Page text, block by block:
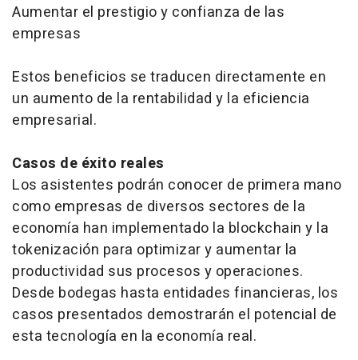
Aumentar el prestigio y confianza de las
empresas
Estos beneficios se traducen directamente en
un aumento de la rentabilidad y la eficiencia
empresarial.
Casos de éxito reales
Los asistentes podrán conocer de primera mano
como empresas de diversos sectores de la
economía han implementado la blockchain y la
tokenización para optimizar y aumentar la
productividad sus procesos y operaciones.
Desde bodegas hasta entidades financieras, los
casos presentados demostrarán el potencial de
esta tecnología en la economía real.